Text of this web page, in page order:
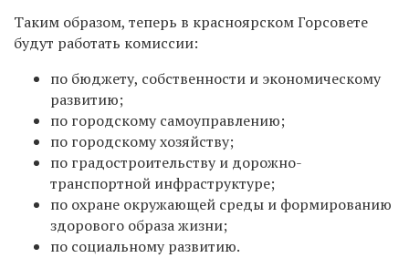
Таким образом, теперь в красноярском Горсовете
будут работать комиссии:
по бюджету, собственности и экономическому
развитию;
по городскому самоуправлению;
по городскому хозяйству;
по градостроительству и дорожно-
транспортной инфраструктуре;
по охране окружающей среды и формированию
здорового образа жизни;
по социальному развитию.